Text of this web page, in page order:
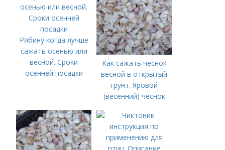
Рябину когда лучше
сажать осенью или
весной. Сроки
осенней посадки
Как сажать чеснок
весной в открытый
грунт. Яровой
(весенний) чеснок